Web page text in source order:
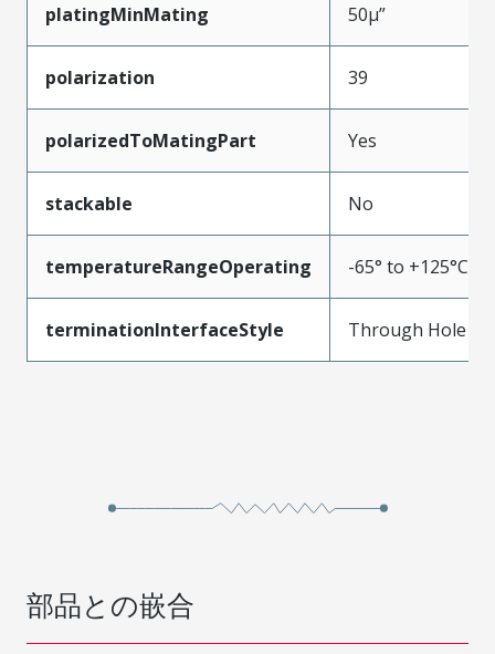
platingMinMating 50µ”
polarization 39
polarizedToMatingPart Yes
stackable No
temperatureRangeOperating -65° to +125°C
terminationInterfaceStyle Through Hole
部品との嵌合